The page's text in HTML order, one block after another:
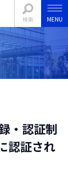
検索 MENU
・認証制
認証され